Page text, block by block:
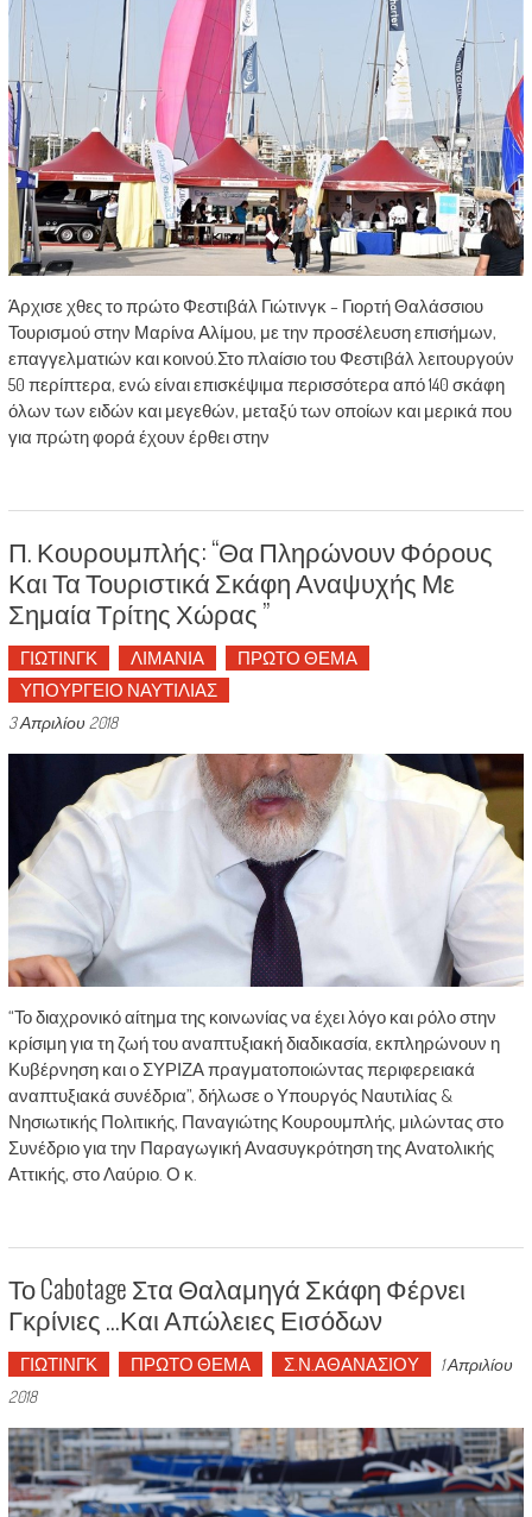
Άρχισε χθες το πρώτο Φεστιβάλ Γιώτινγκ – Γιορτή Θαλάσσιου
Τουρισμού στην Μαρίνα Αλίμου, με την προσέλευση επισήμων,
επαγγελματιών και κοινού.Στο πλαίσιο του Φεστιβάλ λειτουργούν
50 περίπτερα, ενώ είναι επισκέψιμα περισσότερα από 140 σκάφη
όλων των ειδών και μεγεθών, μεταξύ των οποίων και μερικά που
για πρώτη φορά έχουν έρθει στην
Π. Κουρουμπλής: “θα Πληρώνουν Φόρους
Και Τα Τουριστικά Σκάφη Αναψυχής Με
Σημαία Τρίτης Χώρας ”
ΓΙΩΤΙΝΓΚ ΛΙΜΑΝΙΑ
ΠΡΩΤΟ ΘΕΜΑ
ΥΠΟΥΡΓΕΙΟ ΝΑΥΤΙΛΙΑΣ
3 Απριλίου 2018
“Το διαχρονικό αίτημα της κοινωνίας να έχει λόγο και ρόλο στην
κρίσιμη για τη ζωή του αναπτυξιακή διαδικασία, εκπληρώνουν η
Κυβέρνηση και ο ΣΥΡΙΖΑ πραγματοποιώντας περιφερειακά
αναπτυξιακά συνέδρια”, δήλωσε ο Υπουργός Ναυτιλίας &
Νησιωτικής Πολιτικής, Παναγιώτης Κουρουμπλής, μιλώντας στο
Συνέδριο για την Παραγωγική Ανασυγκρότηση της Ανατολικής
Αττικής, στο Λαύριο. Ο κ.
Το Cabotage Στα Θαλαμηγά Σκάφη Φέρνει
Γκρίνιες …και Απώλειες Εισόδων
ΓΙΩΤΙΝΓΚ ΠΡΩΤΟ ΘΕΜΑ Σ.Ν.ΑΘΑΝΑΣΙΟΥ
1 Απριλίου
2018